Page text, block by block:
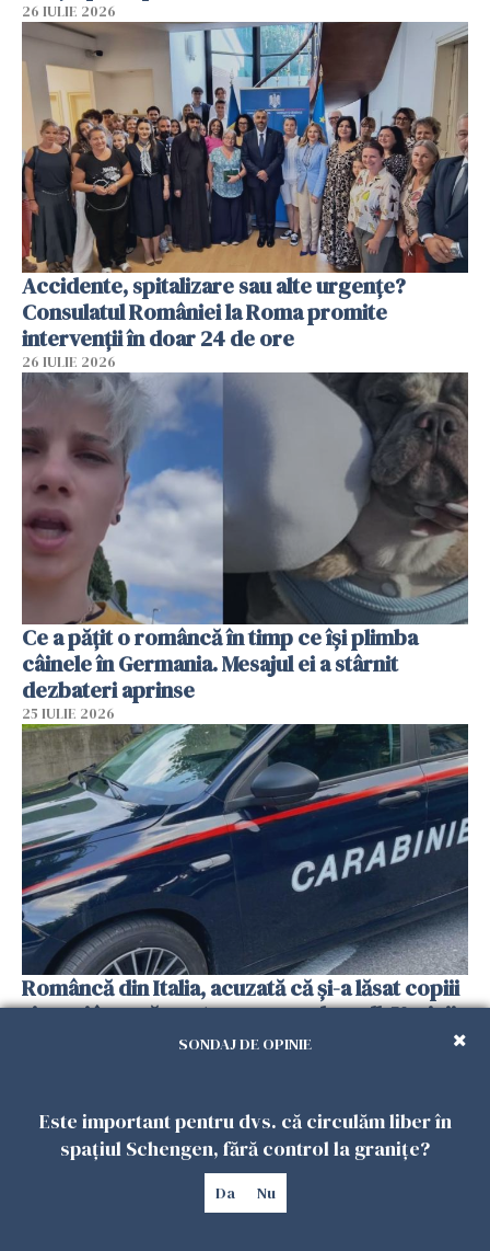
26 IULIE 2026
Accidente, spitalizare sau alte urgențe?
Consulatul României la Roma promite
intervenții în doar 24 de ore
26 IULIE 2026
Ce a pățit o româncă în timp ce își plimba
câinele în Germania. Mesajul ei a stârnit
dezbateri aprinse
25 IULIE 2026
Româncă din Italia, acuzată că și-a lăsat copiii
singuri în casă pentru a merge la mall. Vecinii
SONDAJ DE OPINIE
Este important pentru dvs. că circulăm liber în
spațiul Schengen, fără control la granițe?
Da Nu